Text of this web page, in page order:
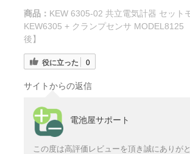
商品： KEW 6305-02 共立電気計器 セット
KEW6305 + クランプセンサ MODEL8125
後】
役に立った 0
サイトからの返信
電池屋サポート
この度は高評価レビューを頂き誠にありが